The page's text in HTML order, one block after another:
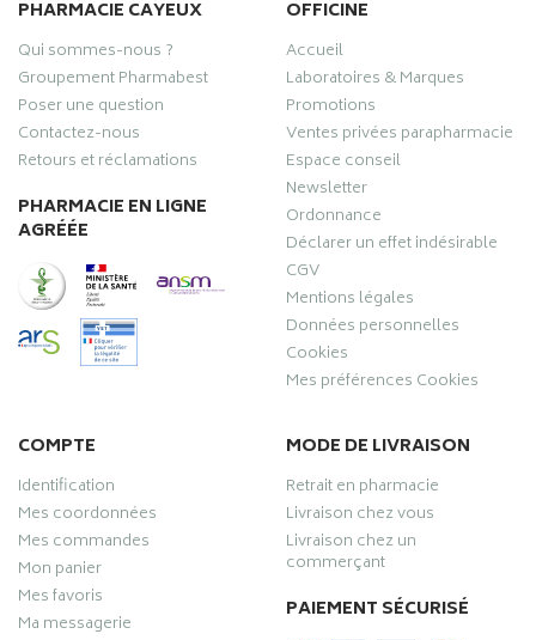
PHARMACIE CAYEUX
Qui sommes-nous ?
Groupement Pharmabest
Poser une question
Contactez-nous
Retours et réclamations
PHARMACIE EN LIGNE
AGRÉÉE
OFFICINE
Accueil
Laboratoires & Marques
Promotions
Ventes privées parapharmacie
Espace conseil
Newsletter
Ordonnance
Déclarer un effet indésirable
CGV
Mentions légales
Données personnelles
Cookies
Mes préférences Cookies
COMPTE
Identification
Mes coordonnées
Mes commandes
Mon panier
Mes favoris
Ma messagerie
MODE DE LIVRAISON
Retrait en pharmacie
Livraison chez vous
Livraison chez un
commerçant
PAIEMENT SÉCURISÉ